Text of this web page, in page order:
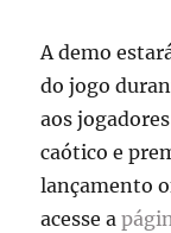
A demo
do jogo
aos
caótico e
lançamento
acesse a